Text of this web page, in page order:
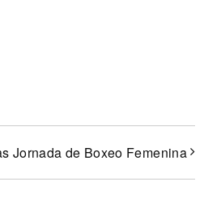
Jornada de Boxeo Femenina